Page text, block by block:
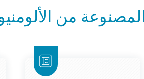
المصنوعة من